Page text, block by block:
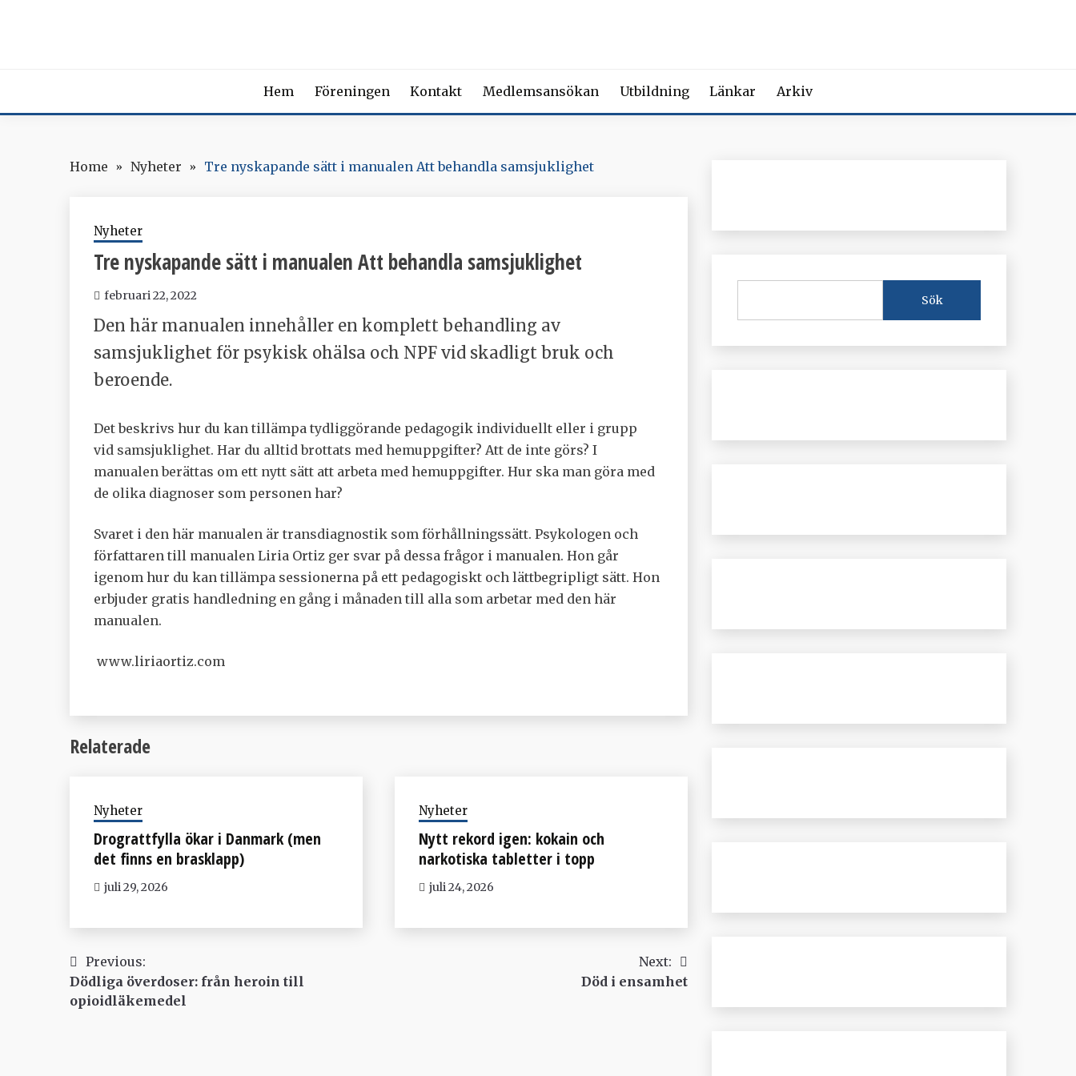
Hem Föreningen Kontakt Medlemsansökan Utbildning Länkar Arkiv
Home Nyheter Tre nyskapande sätt i manualen Att behandla samsjuklighet
Nyheter
Tre nyskapande sätt i manualen Att behandla samsjuklighet
februari 22, 2022
Den här manualen innehåller en komplett behandling av
samsjuklighet för psykisk ohälsa och NPF vid skadligt bruk och
beroende.
Det beskrivs hur du kan tillämpa tydliggörande pedagogik individuellt eller i grupp
vid samsjuklighet. Har du alltid brottats med hemuppgifter? Att de inte görs? I
manualen berättas om ett nytt sätt att arbeta med hemuppgifter. Hur ska man göra med
de olika diagnoser som personen har?
Svaret i den här manualen är transdiagnostik som förhållningssätt. Psykologen och
författaren till manualen Liria Ortiz ger svar på dessa frågor i manualen. Hon går
igenom hur du kan tillämpa sessionerna på ett pedagogiskt och lättbegripligt sätt. Hon
erbjuder gratis handledning en gång i månaden till alla som arbetar med den här
manualen.
www.liriaortiz.com
Relaterade
Nyheter
Drograttfylla ökar i Danmark (men
det finns en brasklapp)
juli 29, 2026
Nyheter
Nytt rekord igen: kokain och
narkotiska tabletter i topp
juli 24, 2026
Inläggsnavigering
Previous:
Dödliga överdoser: från heroin till
opioidläkemedel
Next:
Död i ensamhet
Sök